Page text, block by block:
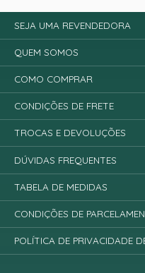
SEJA UMA REVENDEDORA
QUEM SOMOS
COMO COMPRAR
CONDIÇÕES DE FRETE
TROCAS E DEVOLUÇÕES
DÚVIDAS FREQUENTES
TABELA DE MEDIDAS
CONDIÇÕES DE
POLÍTICA DE PRIVACIDADE